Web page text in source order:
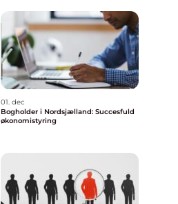
01. dec
Bogholder i Nordsjælland: Succesfuld
økonomistyring